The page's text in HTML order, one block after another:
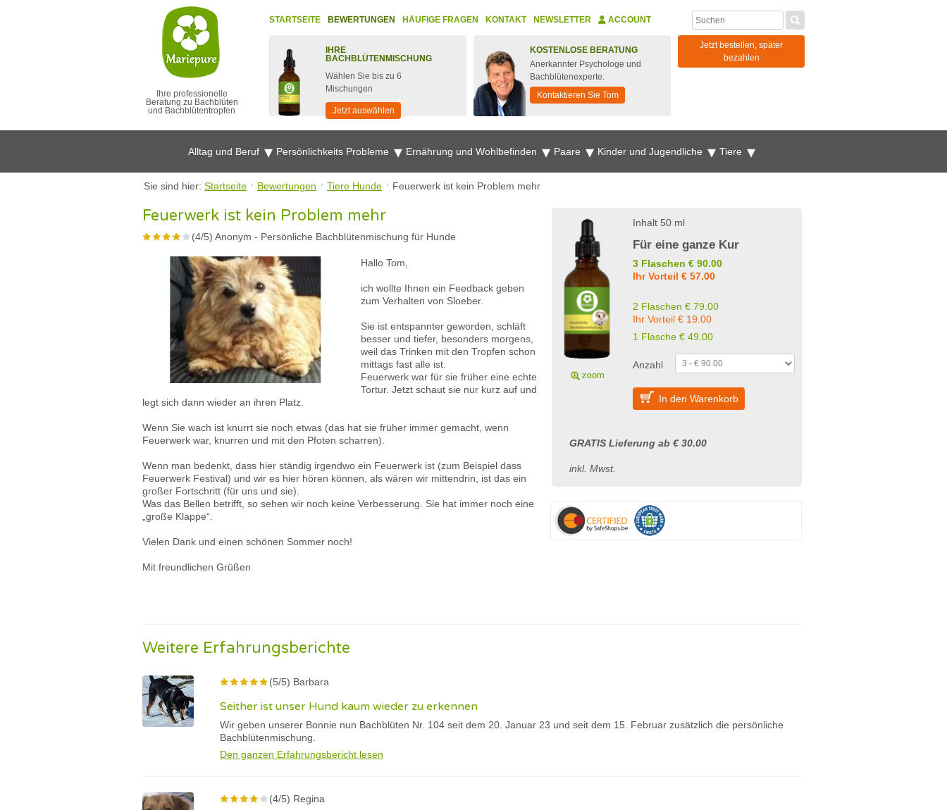
Ihre professionelle
Beratung zu Bachblüten
und Bachblütentropfen
STARTSEITE BEWERTUNGEN HÄUFIGE FRAGEN KONTAKT NEWSLETTER ACCOUNT
IHRE
BACHBLÜTENMISCHUNG
Wählen Sie bis zu 6
Mischungen
Jetzt auswählen
KOSTENLOSE BERATUNG
Anerkannter Psychologe und
Bachblütenexperte.
Kontaktieren Sie Tom
Jetzt bestellen, später
bezahlen
Alltag und Beruf Persönlichkeits Probleme Ernährung und Wohlbefinden Paare Kinder und Jugendliche Tiere
Sie sind hier: Startseite Bewertungen Tiere Hunde Feuerwerk ist kein Problem mehr
Feuerwerk ist kein Problem mehr
(4/5) Anonym - Persönliche Bachblütenmischung für Hunde
Hallo Tom,
ich wollte Ihnen ein Feedback geben
zum Verhalten von Sloeber.
Sie ist entspannter geworden, schläft
besser und tiefer, besonders morgens,
weil das Trinken mit den Tropfen schon
mittags fast alle ist.
Feuerwerk war für sie früher eine echte
Tortur. Jetzt schaut sie nur kurz auf und
legt sich dann wieder an ihren Platz.
Wenn Sie wach ist knurrt sie noch etwas (das hat sie früher immer gemacht, wenn
Feuerwerk war, knurren und mit den Pfoten scharren).
Wenn man bedenkt, dass hier ständig irgendwo ein Feuerwerk ist (zum Beispiel dass
Feuerwerk Festival) und wir es hier hören können, als wären wir mittendrin, ist das ein
großer Fortschritt (für uns und sie).
Was das Bellen betrifft, so sehen wir noch keine Verbesserung. Sie hat immer noch eine
„große Klappe“.
Vielen Dank und einen schönen Sommer noch!
Mit freundlichen Grüßen
Inhalt 50 ml
Für eine ganze Kur
3 Flaschen € 90.00
Ihr Vorteil € 57.00
2 Flaschen € 79.00
Ihr Vorteil € 19.00
1 Flasche € 49.00
Anzahl
In den Warenkorb
GRATIS Lieferung ab € 30.00
inkl. Mwst.
Weitere Erfahrungsberichte
(5/5) Barbara
Seither ist unser Hund kaum wieder zu erkennen
Wir geben unserer Bonnie nun Bachblüten Nr. 104 seit dem 20. Januar 23 und seit dem 15. Februar zusätzlich die persönliche
Bachblütenmischung.
Den ganzen Erfahrungsbericht lesen
(4/5) Regina